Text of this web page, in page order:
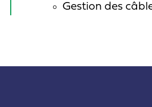
Gestion des